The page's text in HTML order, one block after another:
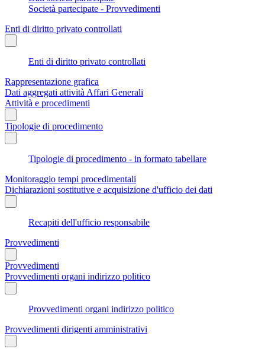
Società partecipate - Provvedimenti
Enti di diritto privato controllati
Enti di diritto privato controllati
Rappresentazione grafica
Dati aggregati attività Affari Generali
Attività e procedimenti
Tipologie di procedimento
Tipologie di procedimento - in formato tabellare
Monitoraggio tempi procedimentali
Dichiarazioni sostitutive e acquisizione d'ufficio dei dati
Recapiti dell'ufficio responsabile
Provvedimenti
Provvedimenti
Provvedimenti organi indirizzo politico
Provvedimenti organi indirizzo politico
Provvedimenti dirigenti amministrativi